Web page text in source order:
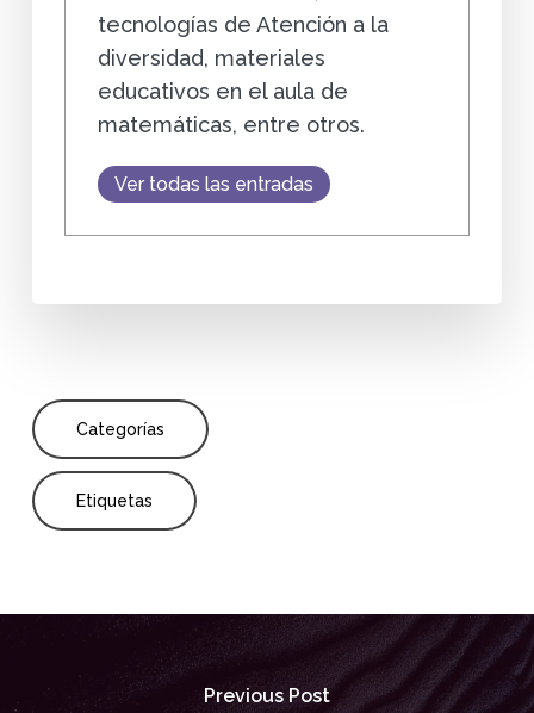
tecnologías de Atención a la
diversidad, materiales
educativos en el aula de
matemáticas, entre otros.
Ver todas las entradas
Categorías
Etiquetas
Previous Post